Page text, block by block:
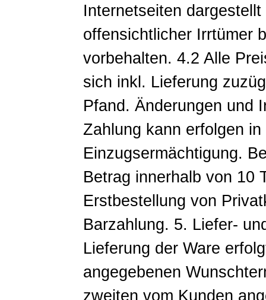
Internetseiten
offensichtlicher Irrtümer
vorbehalten. 4.2 Alle
sich inkl. Lieferung
Pfand. Änderungen und
Zahlung kann erfolgen
Einzugsermächtigung.
Betrag innerhalb von 10
Erstbestellung von
Barzahlung. 5. Liefer-
Lieferung der Ware
angegebenen
zweiten vom Kunden